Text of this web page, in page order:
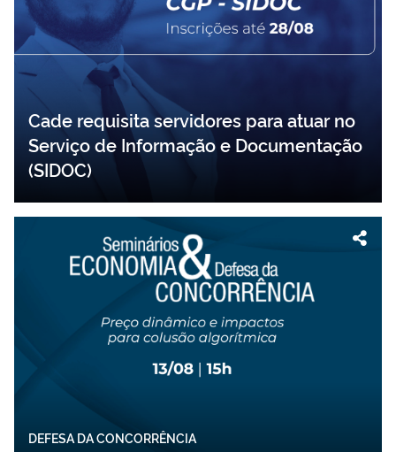
Cade requisita servidores para atuar no
Serviço de Informação e Documentação
(SIDOC)
DEFESA DA CONCORRÊNCIA